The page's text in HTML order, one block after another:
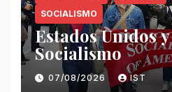
SOCIALISMO
Estados Unidos
Socialismo
07/08/2026 IST